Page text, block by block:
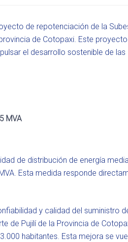
de repotenciación de la
de Cotopaxi. Este
el desarrollo sostenible de las
MVA
de distribución de energía
Esta medida responde
y calidad del suministro
de Pujilí de la Provincia de
habitantes. Esta mejora se